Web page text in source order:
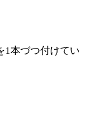
1本づつ付けてい